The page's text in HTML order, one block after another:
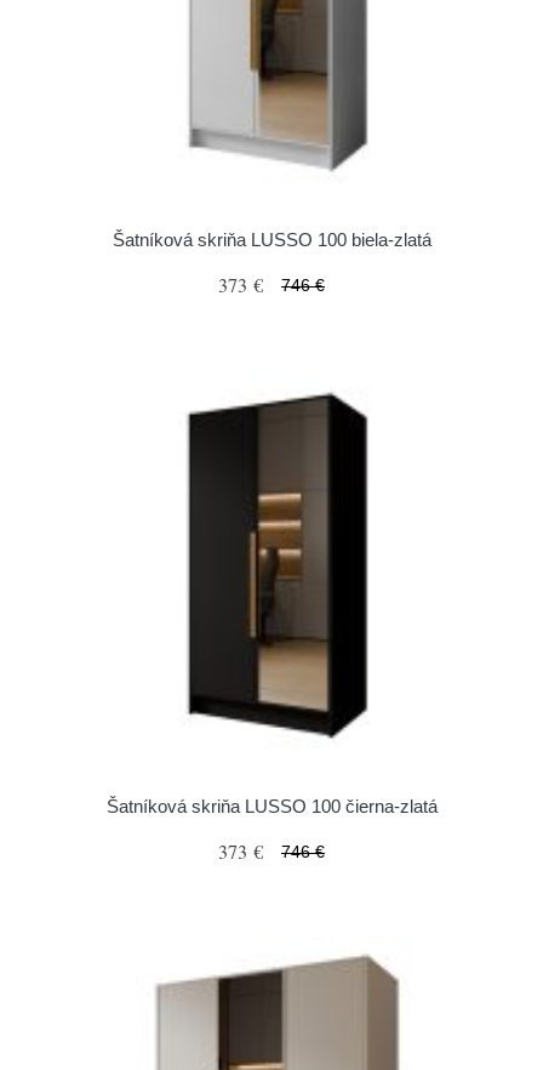
Šatníková skriňa LUSSO 100 biela-zlatá
373 € 746 €
Šatníková skriňa LUSSO 100 čierna-zlatá
373 € 746 €